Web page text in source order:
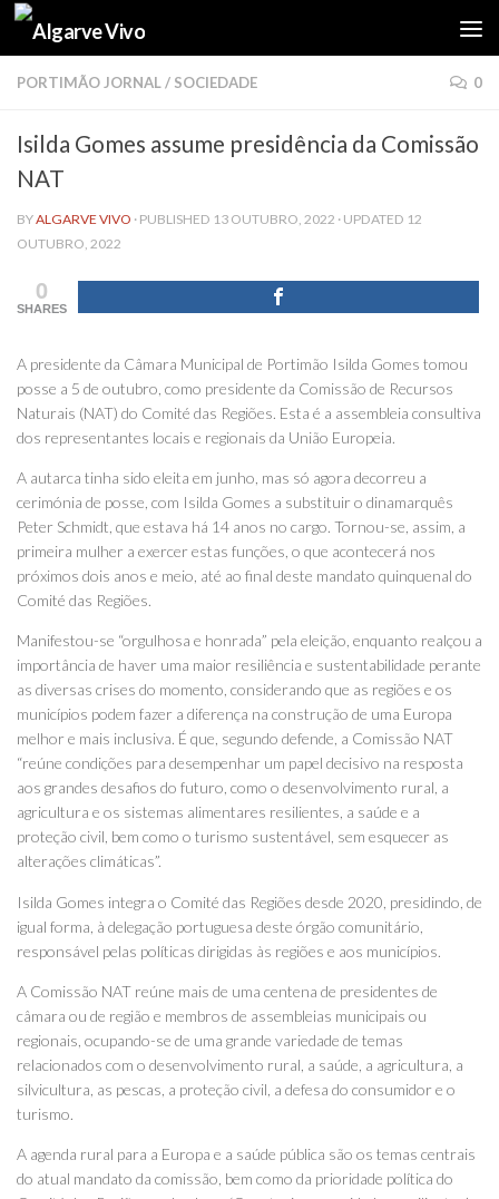
Skip to content
PORTIMÃO JORNAL / SOCIEDADE 0
Isilda Gomes assume presidência da Comissão
NAT
BYALGARVE VIVO · PUBLISHED 13 OUTUBRO, 2022 · UPDATED 12
OUTUBRO, 2022
0
SHARES
A presidente da Câmara Municipal de Portimão Isilda Gomes tomou
posse a 5 de outubro, como presidente da Comissão de Recursos
Naturais (NAT) do Comité das Regiões. Esta é a assembleia consultiva
dos representantes locais e regionais da União Europeia.
A autarca tinha sido eleita em junho, mas só agora decorreu a
cerimónia de posse, com Isilda Gomes a substituir o dinamarquês
Peter Schmidt, que estava há 14 anos no cargo. Tornou-se, assim, a
primeira mulher a exercer estas funções, o que acontecerá nos
próximos dois anos e meio, até ao final deste mandato quinquenal do
Comité das Regiões.
Manifestou-se “orgulhosa e honrada” pela eleição, enquanto realçou a
importância de haver uma maior resiliência e sustentabilidade perante
as diversas crises do momento, considerando que as regiões e os
municípios podem fazer a diferença na construção de uma Europa
melhor e mais inclusiva. É que, segundo defende, a Comissão NAT
“reúne condições para desempenhar um papel decisivo na resposta
aos grandes desafios do futuro, como o desenvolvimento rural, a
agricultura e os sistemas alimentares resilientes, a saúde e a
proteção civil, bem como o turismo sustentável, sem esquecer as
alterações climáticas”.
Isilda Gomes integra o Comité das Regiões desde 2020, presidindo, de
igual forma, à delegação portuguesa deste órgão comunitário,
responsável pelas políticas dirigidas às regiões e aos municípios.
A Comissão NAT reúne mais de uma centena de presidentes de
câmara ou de região e membros de assembleias municipais ou
regionais, ocupando-se de uma grande variedade de temas
relacionados com o desenvolvimento rural, a saúde, a agricultura, a
silvicultura, as pescas, a proteção civil, a defesa do consumidor e o
turismo.
A agenda rural para a Europa e a saúde pública são os temas centrais
do atual mandato da comissão, bem como da prioridade política do